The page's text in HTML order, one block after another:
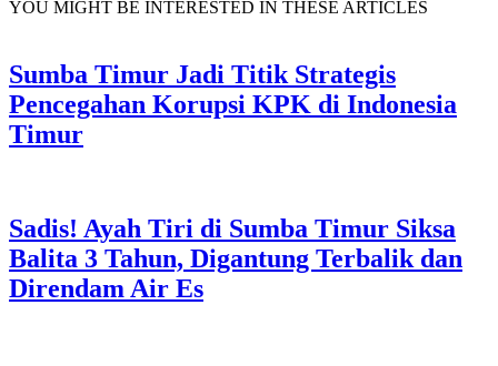
YOU MIGHT BE INTERESTED IN THESE ARTICLES
Sumba Timur Jadi Titik Strategis
Pencegahan Korupsi KPK di Indonesia
Timur
Sadis! Ayah Tiri di Sumba Timur Siksa
Balita 3 Tahun, Digantung Terbalik dan
Direndam Air Es